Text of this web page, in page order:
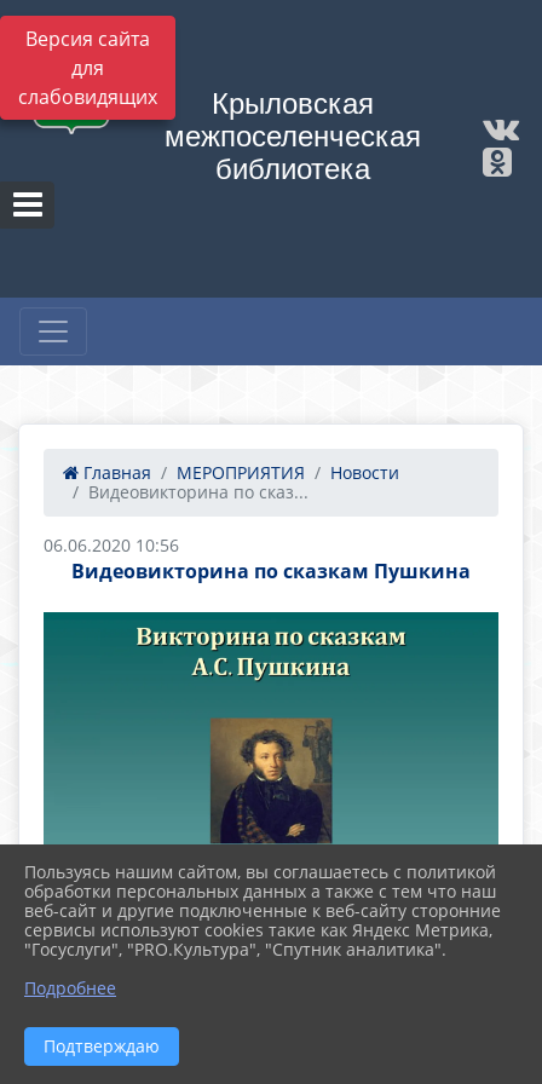
Версия сайта
для
слабовидящих
Крыловская
межпоселенческая
библиотека
Главная МЕРОПРИЯТИЯ
Новости
Видеовикторина по сказ...
06.06.2020 10:56
Видеовикторина по сказкам Пушкина
Пользуясь нашим сайтом, вы соглашаетесь с политикой
обработки персональных данных а также с тем что наш
веб-сайт и другие подключенные к веб-сайту сторонние
сервисы используют cookies такие как Яндекс Метрика,
"Госуслуги", "PRO.Культура", "Спутник аналитика".
Подробнее
Подтверждаю